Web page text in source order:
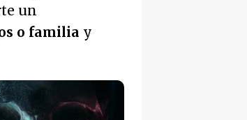
un
o familia y